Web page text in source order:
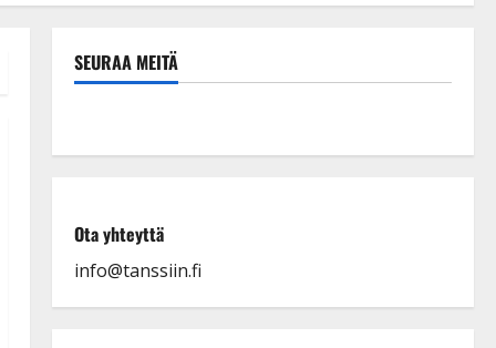
SEURAA MEITÄ
Ota yhteyttä
info@tanssiin.fi